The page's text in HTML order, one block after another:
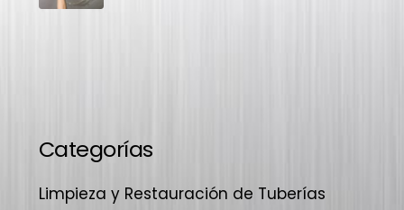
Categorías
Limpieza y Restauración de Tuberías